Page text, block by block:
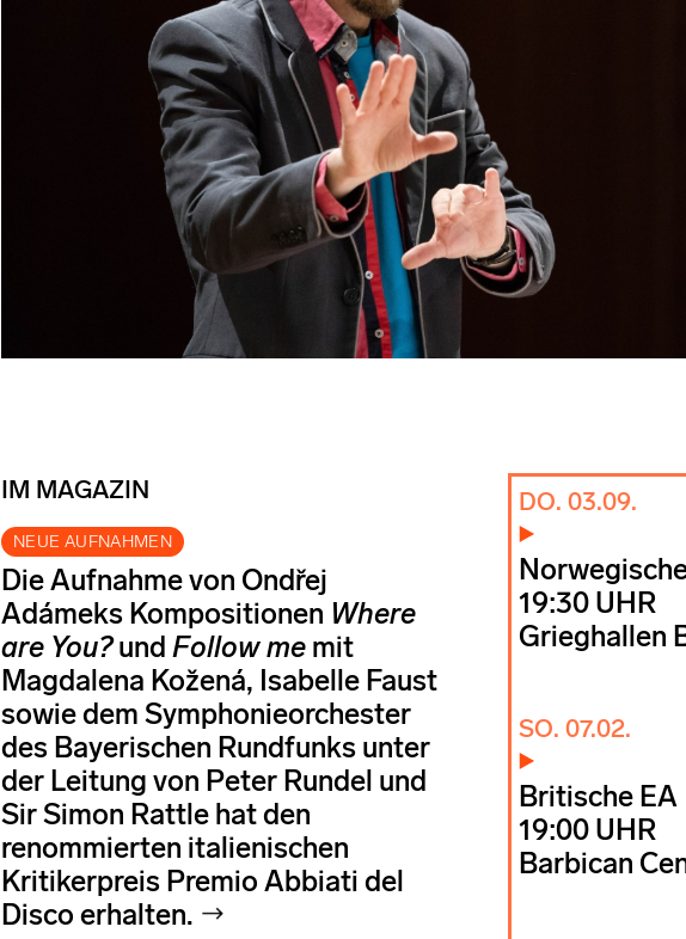
IM MAGAZIN
NEUE AUFNAHMEN
Die Aufnahme von Ondřej
Adámeks Kompositionen Where
are You?und Follow me mit
Magdalena Kožená, Isabelle Faust
sowie dem Symphonieorchester
des Bayerischen Rundfunks unter
der Leitung von Peter Rundel und
Sir Simon Rattle hat den
renommierten italienischen
Kritikerpreis Premio Abbiati del
Disco erhalten.
DO. 03.09.
19:30 UHR
Grieghallen
SO. 07.02.
Britische EA
19:00 UHR
Barbican